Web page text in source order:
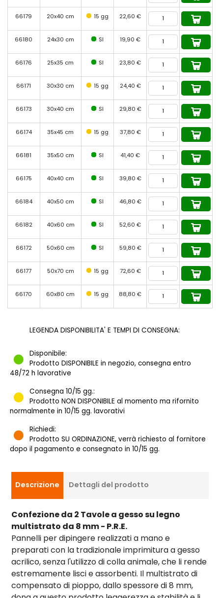
66179 20x40 cm 15 gg 22,60 €
66180 24x30 cm SI 19,90 €
66176 25x35 cm SI 23,80 €
66171 30x30 cm 15 gg 24,40 €
66173 30x40 cm SI 29,80 €
66174 35x45 cm 15 gg 37,80 €
66181 35x50 cm SI 41,40 €
66175 40x40 cm SI 39,80 €
66184 40x50 cm SI 46,80 €
66182 40x60 cm SI 52,60 €
66172 50x60 cm SI 59,80 €
66177 50x70 cm 15 gg 72,60 €
66170 60x80 cm 15 gg 88,80 €
LEGENDA DISPONIBILITA' E TEMPI DI CONSEGNA:
Disponibile:
Prodotto DISPONIBILE in negozio, consegna entro
48/72 h lavorative
Consegna 10/15 gg.:
Prodotto NON DISPONIBILE al momento ma rifornito
normalmente in 10/15 gg. lavorativi
Richiedi:
Prodotto SU ORDINAZIONE, verrà richiesto al fornitore
dopo il pagamento e consegnato in 10/15 gg.
Descrizione Dettagli del prodotto
Confezione da 2 Tavole a gesso su legno
multistrato da 8 mm - P.R.E.
Pannelli per dipingere realizzati a mano e
preparati con la tradizionale imprimitura a gesso
acrilico, senza l'utilizzo di colla animale, che li rende
estremamente lisci e assorbenti. Il multistrato di
compensato di pioppo, dallo spessore di 8 mm,